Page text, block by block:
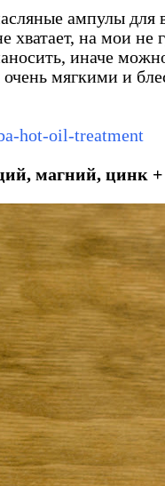
ампулы для
на мои не
иначе
очень мягкими и
hot-oil-treatment
магний, цинк +